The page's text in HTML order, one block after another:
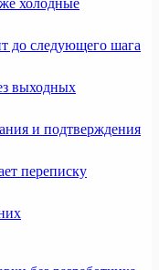
холодные
до следующего шага
выходных
и подтверждения
переписку